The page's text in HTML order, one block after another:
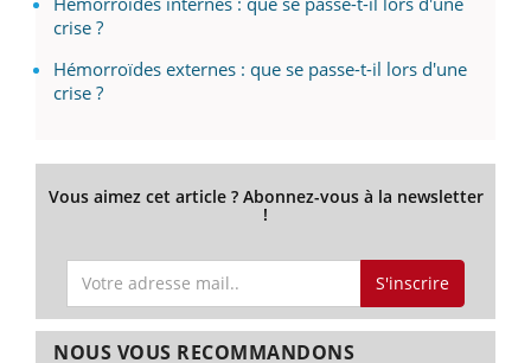
crise ?
Hémorroïdes externes : que se passe-t-il lors d'une
crise ?
Vous aimez cet article ? Abonnez-vous à la newsletter
!
S'inscrire
NOUS VOUS RECOMMANDONS